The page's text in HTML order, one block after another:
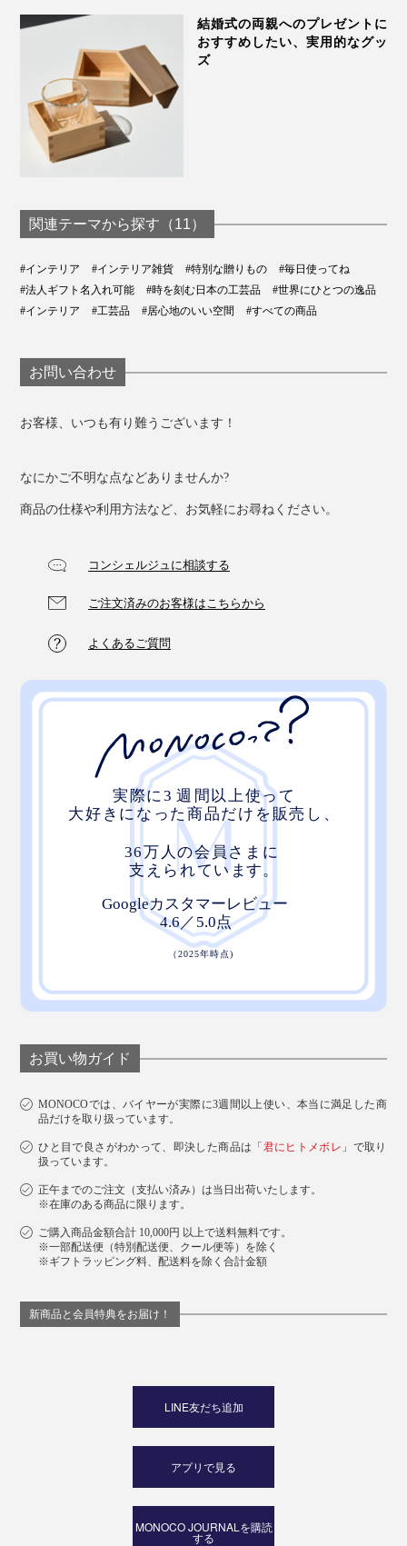
結婚式の両親へのプレゼントに
おすすめしたい、実用的なグッ
ズ
関連テーマから探す（11）
#インテリア #インテリア雑貨 #特別な贈りもの
#毎日使ってね
#法人ギフト名入れ可能
#時を刻む日本の工芸品
#世界にひとつの逸品
#インテリア
#工芸品 #居心地のいい空間 #すべての商品
お問い合わせ
お客様、いつも有り難うございます！
なにかご不明な点などありませんか?
商品の仕様や利用方法など、お気軽にお尋ねください。
コンシェルジュに相談する
ご注文済みのお客様はこちらから
よくあるご質問
お買い物ガイド
MONOCOでは、バイヤーが実際に3週間以上使い、本当に満足した商
品だけを取り扱っています。
ひと目で良さがわかって、即決した商品は「 君にヒトメボレ 」で取り
扱っています。
正午までのご注文（支払い済み）は当日出荷いたします。
※在庫のある商品に限ります。
ご購入商品金額合計 10,000円 以上で送料無料です。
※一部配送便（特別配送便、クール便等）を除く
※ギフトラッピング料、配送料を除く合計金額
新商品と会員特典をお届け！
LINE友だち追加
アプリで見る
MONOCO JOURNALを購読
する